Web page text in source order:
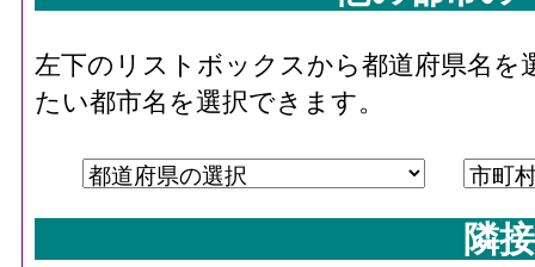
左下のリストボックスから都道府県名
たい都市名を選択できます。
隣